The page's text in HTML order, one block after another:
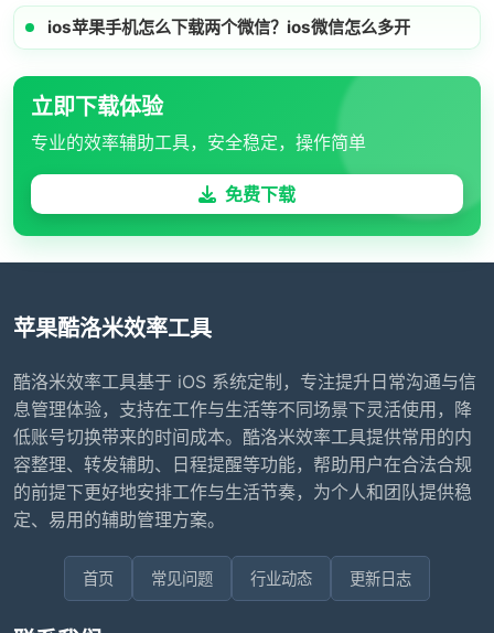
ios苹果手机怎么下载两个微信？ios微信怎么多开
立即下载体验
专业的效率辅助工具，安全稳定，操作简单
免费下载
苹果酷洛米效率工具
酷洛米效率工具基于 iOS 系统定制，专注提升日常沟通与信
息管理体验，支持在工作与生活等不同场景下灵活使用，降
低账号切换带来的时间成本。酷洛米效率工具提供常用的内
容整理、转发辅助、日程提醒等功能，帮助用户在合法合规
的前提下更好地安排工作与生活节奏，为个人和团队提供稳
定、易用的辅助管理方案。
首页 常见问题 行业动态 更新日志